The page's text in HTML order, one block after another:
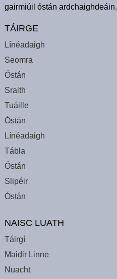
gairmiúil óstán ardchaighdeáin.
TÁIRGE
Línéadaigh
Seomra
Óstán
Sraith
Tuáille
Óstán
Línéadaigh
Tábla
Óstán
Slipéir
Óstán
NAISC LUATH
Táirgí
Maidir Linne
Nuacht